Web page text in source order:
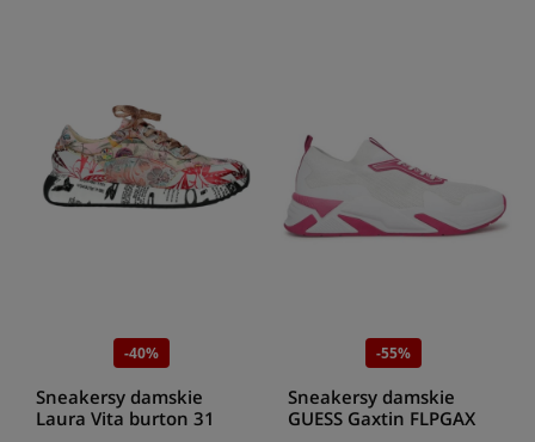
-40%
Sneakersy damskie
Laura Vita burton 31
-55%
Sneakersy damskie
GUESS Gaxtin FLPGAX